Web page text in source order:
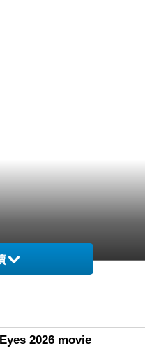
2026 movie